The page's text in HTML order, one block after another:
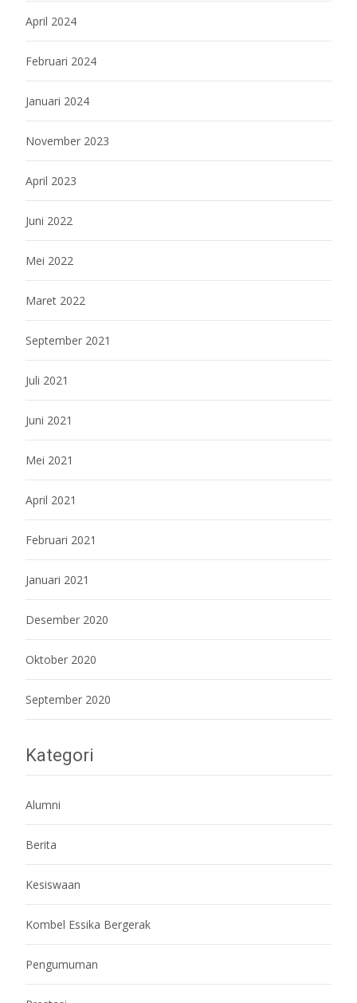
April 2024
Februari 2024
Januari 2024
November 2023
April 2023
Juni 2022
Mei 2022
Maret 2022
September 2021
Juli 2021
Juni 2021
Mei 2021
April 2021
Februari 2021
Januari 2021
Desember 2020
Oktober 2020
September 2020
Kategori
Alumni
Berita
Kesiswaan
Kombel Essika Bergerak
Pengumuman